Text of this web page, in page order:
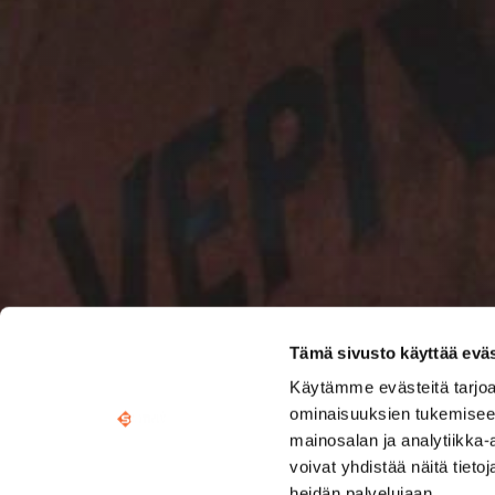
Tämä sivusto käyttää
Käytämme evästeitä
ominaisuuksien
mainosalan ja
voivat yhdistää näitä